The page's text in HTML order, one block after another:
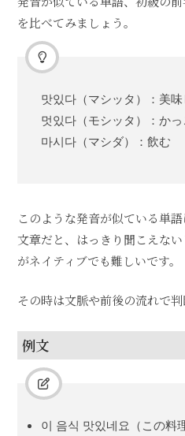
を比べてみましょう。
맛있다（マシッタ）：美
멋있다（モシッタ）：か
마시다（マシダ）：飲む
このような発音が似ている単
文章だと、はっきり聞こえな
がネイティブでも難しいです。
その時は文脈や前後の流れで判
例文
이 음식 맛있네요（この料